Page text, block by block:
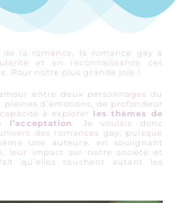
de la romance, la romance gay a
et en reconnaissance ces
Pour notre plus grande joie !
entre deux personnages du
pleines d’émotions, de profondeur
à explorer les thèmes de
. Je voulais donc
des romances gay, puisque
une auteure, en soulignant
leur impact sur notre société et
qu’elles touchent autant les